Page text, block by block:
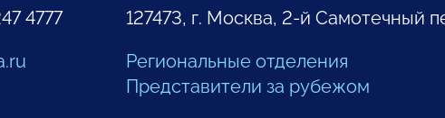
4777
127473, г. Москва, 2-й Самотечный
Региональные отделения
Представители за рубежом